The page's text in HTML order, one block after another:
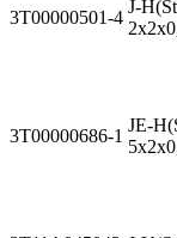
3T00000501-4
J-
3T00000686-1
JE-